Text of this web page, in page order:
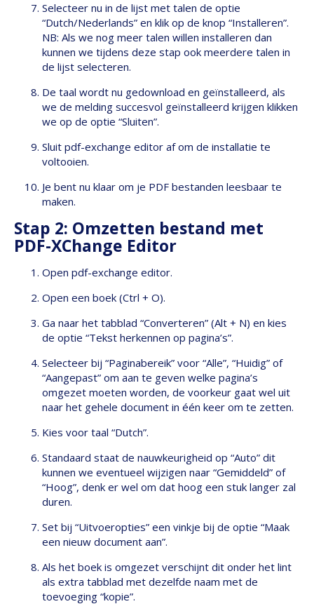
Selecteer nu in de lijst met talen de optie
“Dutch/Nederlands” en klik op de knop “Installeren”.
NB: Als we nog meer talen willen installeren dan
kunnen we tijdens deze stap ook meerdere talen in
de lijst selecteren.
De taal wordt nu gedownload en geïnstalleerd, als
we de melding succesvol geïnstalleerd krijgen klikken
we op de optie “Sluiten”.
Sluit pdf-exchange editor af om de installatie te
voltooien.
Je bent nu klaar om je PDF bestanden leesbaar te
maken.
Stap 2: Omzetten bestand met
PDF-XChange Editor
Open pdf-exchange editor.
Open een boek (Ctrl + O).
Ga naar het tabblad “Converteren” (Alt + N) en kies
de optie “Tekst herkennen op pagina’s”.
Selecteer bij “Paginabereik” voor “Alle”, “Huidig” of
“Aangepast” om aan te geven welke pagina’s
omgezet moeten worden, de voorkeur gaat wel uit
naar het gehele document in één keer om te zetten.
Kies voor taal “Dutch”.
Standaard staat de nauwkeurigheid op “Auto” dit
kunnen we eventueel wijzigen naar “Gemiddeld” of
“Hoog”, denk er wel om dat hoog een stuk langer zal
duren.
Set bij “Uitvoeropties” een vinkje bij de optie “Maak
een nieuw document aan”.
Als het boek is omgezet verschijnt dit onder het lint
als extra tabblad met dezelfde naam met de
toevoeging “kopie”.